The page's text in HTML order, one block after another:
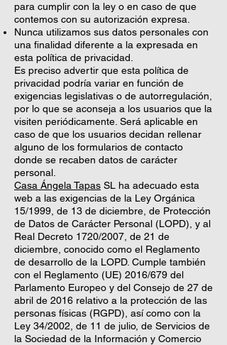
para cumplir con la ley o en caso de que
contemos con su autorización expresa.
Nunca utilizamos sus datos personales con
una finalidad diferente a la expresada en
esta política de privacidad.
Es preciso advertir que esta política de
privacidad podría variar en función de
exigencias legislativas o de autorregulación,
por lo que se aconseja a los usuarios que la
visiten periódicamente. Será aplicable en
caso de que los usuarios decidan rellenar
alguno de los formularios de contacto
donde se recaben datos de carácter
personal.
Casa Ángela Tapas SL ha adecuado esta
web a las exigencias de la Ley Orgánica
15/1999, de 13 de diciembre, de Protección
de Datos de Carácter Personal (LOPD), y al
Real Decreto 1720/2007, de 21 de
diciembre, conocido como el Reglamento
de desarrollo de la LOPD. Cumple también
con el Reglamento (UE) 2016/679 del
Parlamento Europeo y del Consejo de 27 de
abril de 2016 relativo a la protección de las
personas físicas (RGPD), así como con la
Ley 34/2002, de 11 de julio, de Servicios de
la Sociedad de la Información y Comercio